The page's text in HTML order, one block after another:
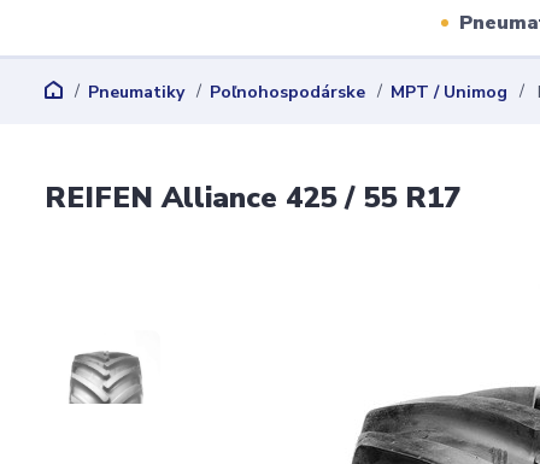
Pneumatiky Poľnohospodárske MPT / Unimog
REIFEN Alliance 425 / 55 R17